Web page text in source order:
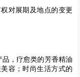
对展期及地点的变更
，疗愈类的芳香精油
容；时尚生活方式的